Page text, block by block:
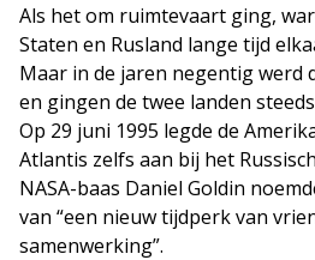
Als het om ruimtevaart ging,
Staten en Rusland lange tijd
Maar in de jaren negentig werd
en gingen de twee landen
Op 29 juni 1995 legde de
Atlantis zelfs aan bij het
NASA-baas Daniel Goldin
van “een nieuw tijdperk van
samenwerking”.